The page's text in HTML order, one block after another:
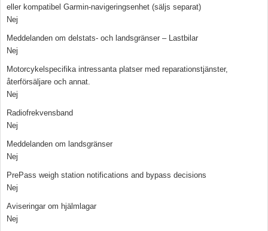
eller kompatibel Garmin-navigeringsenhet (säljs separat)
Nej
Meddelanden om delstats- och landsgränser – Lastbilar
Nej
Motorcykelspecifika intressanta platser med reparationstjänster,
återförsäljare och annat.
Nej
Radiofrekvensband
Nej
Meddelanden om landsgränser
Nej
PrePass weigh station notifications and bypass decisions
Nej
Aviseringar om hjälmlagar
Nej